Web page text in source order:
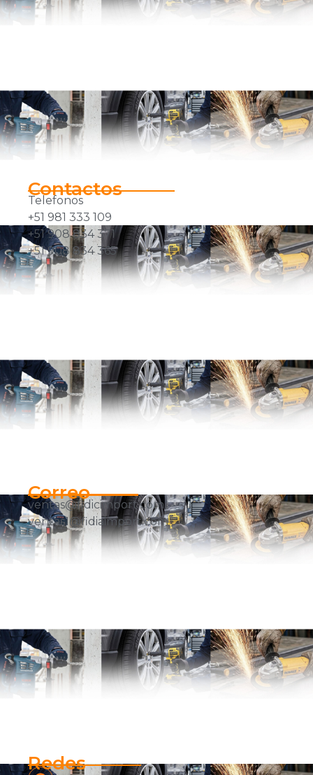
Contactos
Telefonos
+51 981 333 109
+51 908 834 371
+51 908 834 365
Correo
ventas@fidicimport.com
ventas1@fidiaimport.com
Redes